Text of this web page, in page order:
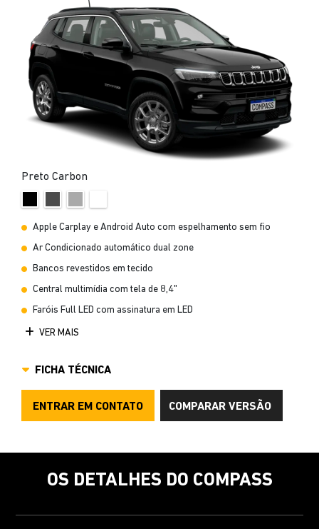
Preto Carbon
Apple Carplay e Android Auto com espelhamento sem fio
Ar Condicionado automático dual zone
Bancos revestidos em tecido
Central multimídia com tela de 8,4"
Faróis Full LED com assinatura em LED
VER MAIS
FICHA TÉCNICA
ENTRAR EM CONTATO COMPARAR VERSÃO
OS DETALHES DO COMPASS